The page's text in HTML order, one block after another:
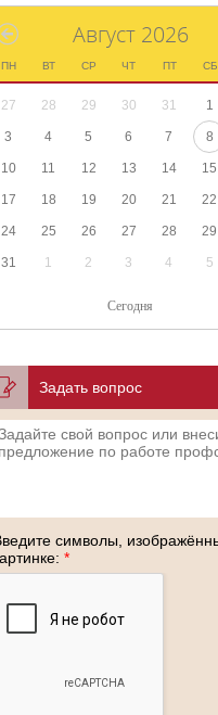
Август 2026
ПН ВТ СР ЧТ ПТ СБ
27 28 29 30 31 1
3 4 5 6 7 8
10 11 12 13 14 15
17 18 19 20 21 22
24 25 26 27 28 29
31 1 2 3 4 5
Сегодня
Задать вопрос
символы,
*